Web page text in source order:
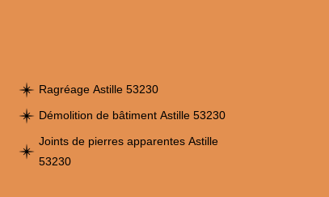
Ragréage Astille 53230
Démolition de bâtiment Astille 53230
Joints de pierres apparentes Astille
53230